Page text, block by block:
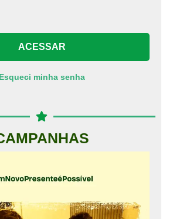
Esqueci minha senha